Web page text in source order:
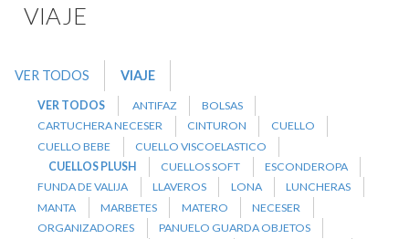
VIAJE
VER TODOS VIAJE
VER TODOS ANTIFAZ
BOLSAS
CARTUCHERA NECESER
CINTURON
CUELLO
CUELLO BEBE
CUELLO VISCOELASTICO
CUELLOS PLUSH
CUELLOS SOFT
ESCONDEROPA
FUNDA DE VALIJA
LLAVEROS LONA
LUNCHERAS
MANTA
MARBETES MATERO
NECESER
ORGANIZADORES
PANUELO GUARDA OBJETOS